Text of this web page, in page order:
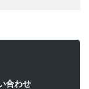
合わせ